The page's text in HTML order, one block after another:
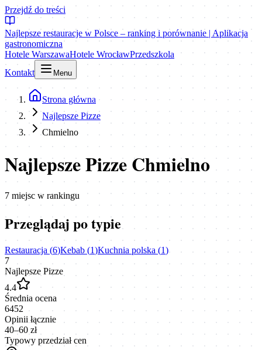
Przejdź do treści
Najlepsze restauracje w Polsce – ranking i porównanie | Aplikacja
gastronomiczna
Hotele WarszawaHotele WrocławPrzedszkola
Kontakt
Menu
Strona główna
Najlepsze Pizze
Chmielno
Najlepsze Pizze Chmielno
7 miejsc w rankingu
Przeglądaj po typie
Restauracja (6)Kebab (1)Kuchnia polska (1)
7
Najlepsze Pizze
4.4
Średnia ocena
6452
Opinii łącznie
40–60 zł
Typowy przedział cen